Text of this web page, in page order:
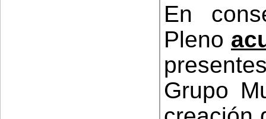
En
Pleno
Grupo